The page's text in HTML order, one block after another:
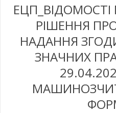
РІШЕННЯ
НАДАННЯ
ЗНАЧНИХ